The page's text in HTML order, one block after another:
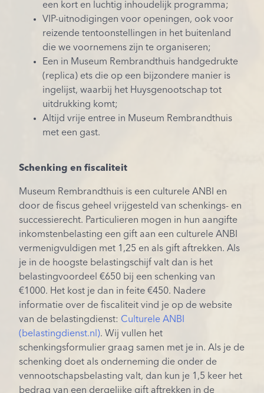
een kort en luchtig inhoudelijk programma;
VIP-uitnodigingen voor openingen, ook voor
reizende tentoonstellingen in het buitenland
die we voornemens zijn te organiseren;
Een in Museum Rembrandthuis handgedrukte
(replica) ets die op een bijzondere manier is
ingelijst, waarbij het Huysgenootschap tot
uitdrukking komt;
Altijd vrije entree in Museum Rembrandthuis
met een gast.
Schenking en fiscaliteit
Museum Rembrandthuis is een culturele ANBI en
door de fiscus geheel vrijgesteld van schenkings- en
successierecht. Particulieren mogen in hun aangifte
inkomstenbelasting een gift aan een culturele ANBI
vermenigvuldigen met 1,25 en als gift aftrekken. Als
je in de hoogste belastingschijf valt dan is het
belastingvoordeel €650 bij een schenking van
€1000. Het kost je dan in feite €450. Nadere
informatie over de fiscaliteit vind je op de website
van de belastingdienst: Culturele ANBI
(belastingdienst.nl). Wij vullen het
schenkingsformulier graag samen met je in. Als je de
schenking doet als onderneming die onder de
vennootschapsbelasting valt, dan kun je 1,5 keer het
bedrag van een dergelijke gift aftrekken in de